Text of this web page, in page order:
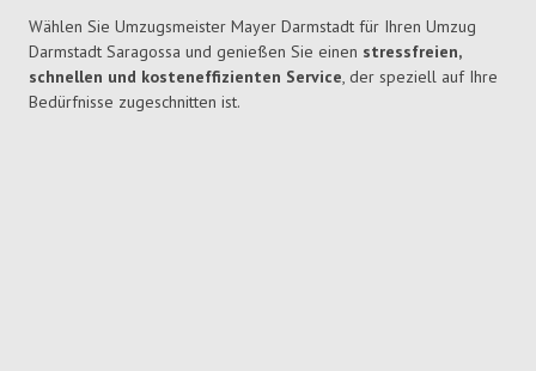
Wählen Sie Umzugsmeister Mayer Darmstadt für Ihren Umzug
Darmstadt Saragossa und genießen Sie einen stressfreien,
schnellen und kosteneffizienten Service, der speziell auf Ihre
Bedürfnisse zugeschnitten ist.